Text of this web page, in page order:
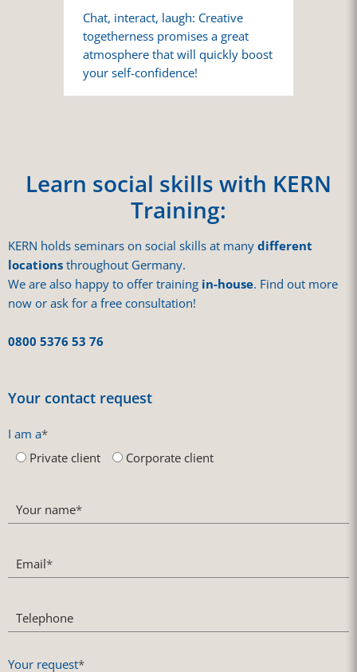
Chat, interact, laugh: Creative
togetherness promises a great
atmosphere that will quickly boost
your self-confidence!
Learn social skills with KERN
Training:
KERN holds seminars on social skills at manydifferent
locationsthroughout Germany.
We are also happy to offer training in-house. Find out more
now or ask for a free consultation!
0800 5376 53 76
Your contact request
I am a*
Private client
Corporate client
Your name*
Email*
Telephone
Your request*